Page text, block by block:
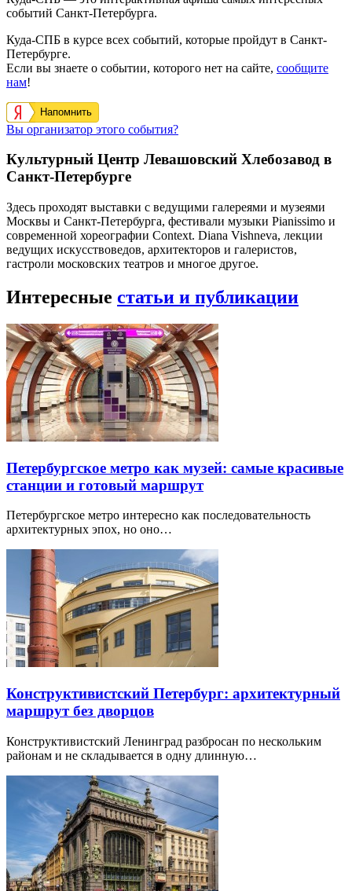
событий Санкт-Петербурга.
Куда-СПБ в курсе всех событий, которые пройдут в Санкт-
Петербурге.
Если вы знаете о событии, которого нет на сайте, сообщите
нам!
Напомнить
Вы организатор этого события?
Культурный Центр Левашовский Хлебозавод в
Санкт-Петербурге
Здесь проходят выставки с ведущими галереями и музеями
Москвы и Санкт-Петербурга, фестивали музыки Pianissimo и
современной хореографии Context. Diana Vishneva, лекции
ведущих искусствоведов, архитекторов и галеристов,
гастроли московских театров и многое другое.
Интересные статьи и публикации
Петербургское метро как музей: самые красивые
станции и готовый маршрут
Петербургское метро интересно как последовательность
архитектурных эпох, но оно…
Конструктивистский Петербург: архитектурный
маршрут без дворцов
Конструктивистский Ленинград разбросан по нескольким
районам и не складывается в одну длинную…